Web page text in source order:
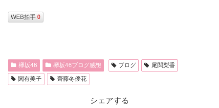
WEB拍手 0
欅坂46 欅坂46ブログ感想 ブログ
尾関梨香
関有美子
齊藤冬優花
シェアする